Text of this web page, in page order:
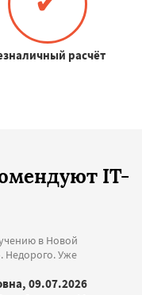
расчёт
IT-
в Новой
Недорого. Уже
09.07.2026